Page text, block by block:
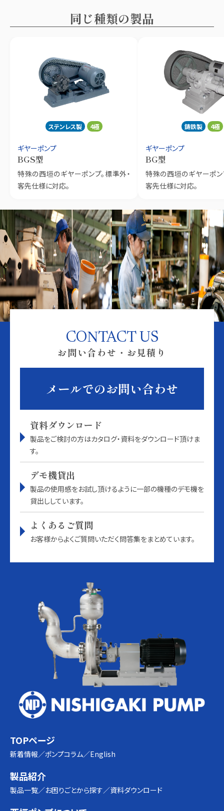
同じ種類の製品
ステンレス製 4極
ギヤーポンプ
BGS型
特殊の西垣のギヤーポンプ。標準外・
客先仕様に対応。
鋳鉄製 4極
ギヤーポンプ
BG型
特殊の西垣のギヤーポン
客先仕様に対応。
CONTACT US
お問い合わせ・お見積り
メールでのお問い合わせ
資料ダウンロード
製品をご検討の方はカタログ・資料をダウンロード頂けま
す。
デモ機貸出
製品の使用感をお試し頂けるように一部の機種のデモ機を
貸出ししています。
よくあるご質問
お客様からよくご質問いただく問答集をまとめています。
TOPページ
新着情報 ポンプコラム English
製品紹介
製品一覧 お困りごとから探す 資料ダウンロード